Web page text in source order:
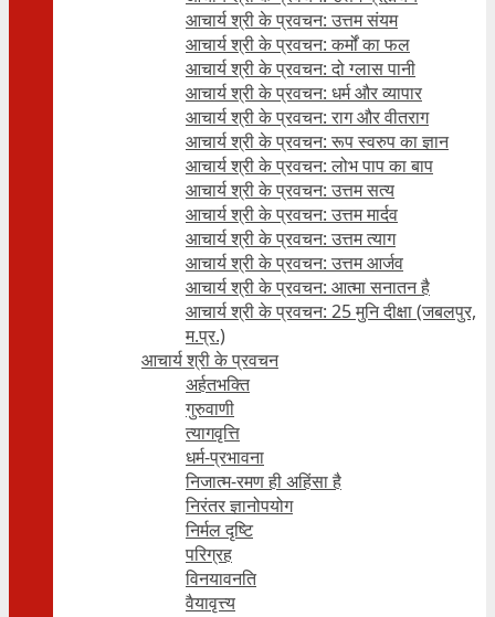
आचार्य श्री के प्रवचन: उत्तम संयम
आचार्य श्री के प्रवचन: कर्मों का फल
आचार्य श्री के प्रवचन: दो ग्लास पानी
आचार्य श्री के प्रवचन: धर्म और व्यापार
आचार्य श्री के प्रवचन: राग और वीतराग
आचार्य श्री के प्रवचन: रूप स्वरुप का ज्ञान
आचार्य श्री के प्रवचन: लोभ पाप का बाप
आचार्य श्री के प्रवचन: उत्तम सत्य
आचार्य श्री के प्रवचन: उत्तम मार्दव
आचार्य श्री के प्रवचन: उत्तम त्याग
आचार्य श्री के प्रवचन: उत्तम आर्जव
आचार्य श्री के प्रवचन: आत्मा सनातन है
आचार्य श्री के प्रवचन: 25 मुनि दीक्षा (जबलपुर,
म.प्र.)
आचार्य श्री के प्रवचन
अर्हतभक्ति
गुरुवाणी
त्यागवृत्ति
धर्म-प्रभावना
निजात्म-रमण ही अहिंसा है
निरंतर ज्ञानोपयोग
निर्मल दृष्टि
परिग्रह
विनयावनति
वैयावृत्त्य